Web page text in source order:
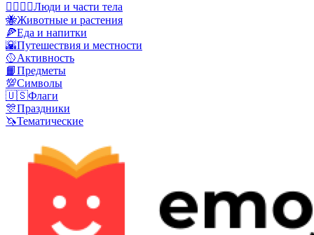
👩‍❤️‍💋‍👨Люди и части тела
🐝Животные и растения
🍕Еда и напитки
🌇Путешествия и местности
🥎Активность
📙Предметы
💯Символы
🇺🇸Флаги
🎊Праздники
🦄Тематические